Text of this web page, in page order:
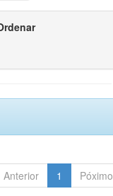
Anterior 1 Póximo